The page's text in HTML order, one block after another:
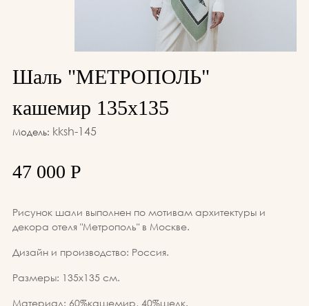
Шаль "МЕТРОПОЛЬ"
кашемир 135х135
Модель: kksh-145
47 000 Р
Рисунок шали выполнен по мотивам архитектуры и
декора отеля "Метрополь" в Москве.
Дизайн и производство: Россия.
Размеры: 135х135 см.
Материал: 60%кашемир, 40%шелк.